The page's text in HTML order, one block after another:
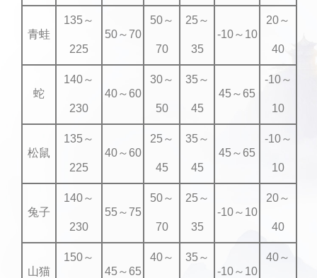
青蛙
135～
225
50～70
50～
70
25～
35
-10～10
20～
40
蛇
140～
230
40～60
30～
50
35～
45
45～65
-10～
10
松鼠
135～
225
40～60
25～
45
35～
45
45～65
-10～
10
兔子
140～
230
55～75
50～
70
25～
35
-10～10
20～
40
山猫
150～
45～65
40～ 35～
-10～10
40～